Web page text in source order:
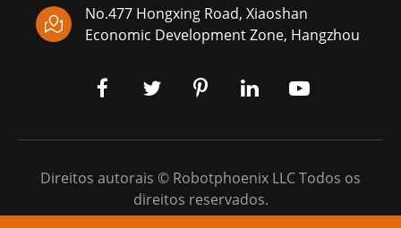

No.477 Hongxing Road, Xiaoshan
Economic Development Zone, Hangzhou
Direitos autorais © Robotphoenix LLCTodos os
direitos reservados.